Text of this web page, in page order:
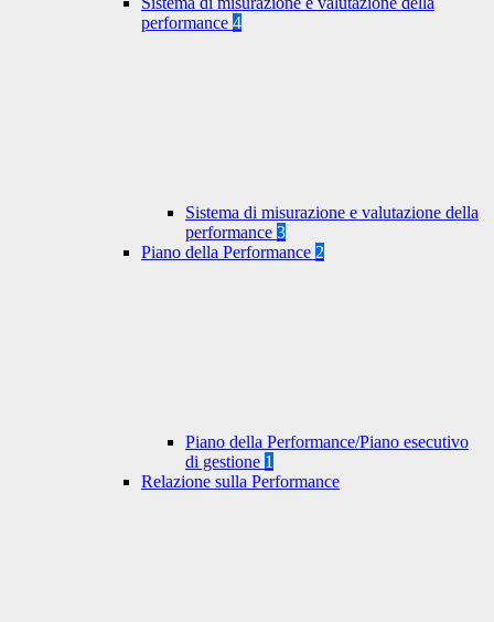
performance 4
Sistema di misurazione e valutazione della
performance 3
Piano della Performance 2
Piano della Performance/Piano esecutivo
di gestione 1
Relazione sulla Performance